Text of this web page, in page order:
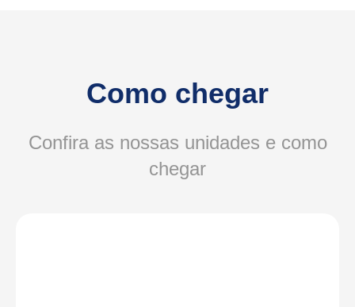
Como chegar
Confira as nossas unidades e como
chegar